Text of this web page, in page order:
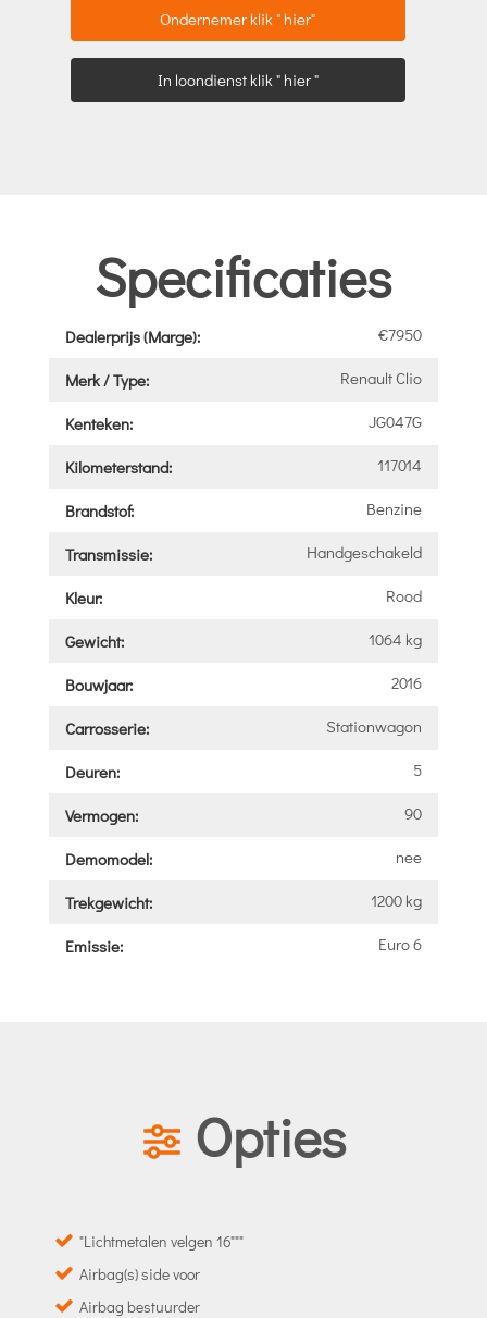
Ondernemer klik " hier"
In loondienst klik " hier "
Specificaties
Dealerprijs (Marge): €7950
Merk / Type: Renault Clio
Kenteken: JG047G
Kilometerstand: 117014
Brandstof: Benzine
Transmissie: Handgeschakeld
Kleur: Rood
Gewicht: 1064 kg
Bouwjaar: 2016
Carrosserie: Stationwagon
Deuren: 5
Vermogen: 90
Demomodel: nee
Trekgewicht: 1200 kg
Emissie: Euro 6
Opties
"Lichtmetalen velgen 16"""
Airbag(s) side voor
Airbag bestuurder